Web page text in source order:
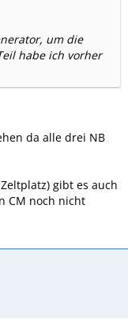
um die
habe ich vorher
da alle drei NB
gibt es auch
CM noch nicht